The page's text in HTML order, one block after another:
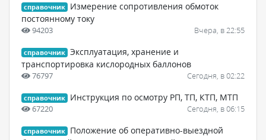
справочник
Измерение сопротивления обмоток
постоянному току
94203 Вчера, в 22:55
справочник Эксплуатация, хранение и
транспортировка кислородных баллонов
76797 Сегодня, в 02:22
справочник Инструкция по осмотру РП, ТП, КТП, МТП
67220 Сегодня, в 06:15
справочник
Положение об оперативно-выездной